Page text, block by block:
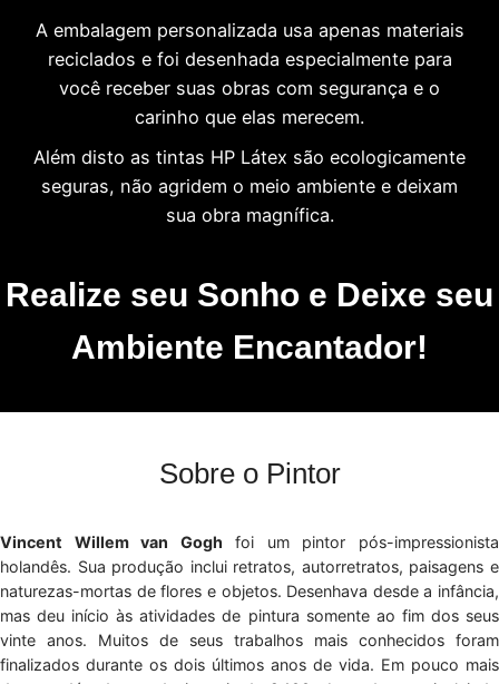
A embalagem personalizada usa apenas materiais
reciclados e foi desenhada especialmente para
você receber suas obras com segurança e o
carinho que elas merecem.
Além disto as tintas HP Látex são ecologicamente
seguras, não agridem o meio ambiente e deixam
sua obra magnífica.
Realize seu Sonho e Deixe seu
Ambiente Encantador!
Sobre o Pintor
Vincent Willem van Gogh foi um pintor pós-impressionista
holandês. Sua produção inclui retratos, autorretratos, paisagens e
naturezas-mortas de flores e objetos. Desenhava desde a infância,
mas deu início às atividades de pintura somente ao fim dos seus
vinte anos. Muitos de seus trabalhos mais conhecidos foram
finalizados durante os dois últimos anos de vida. Em pouco mais